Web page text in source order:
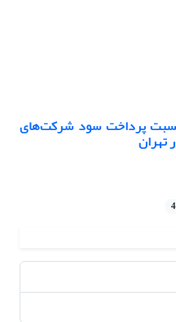
نسبت پرداخت سود شرکت‌های
تهران